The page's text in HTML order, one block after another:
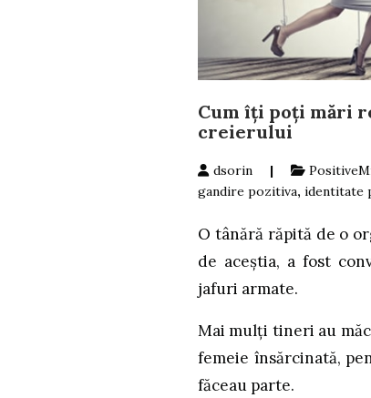
Cum îți poți mări
creierului
dsorin |
gandire pozitiva, identitate
O tânără răpită de o
de aceștia, a fost
jafuri armate.
Mai mulți tineri au
femeie însărcinată,
făceau parte.